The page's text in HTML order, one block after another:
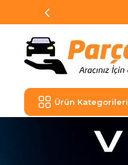
Ürün Kategorileri